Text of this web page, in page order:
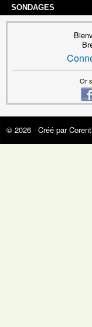
SONDAGES
Or
© 2026 Créé par